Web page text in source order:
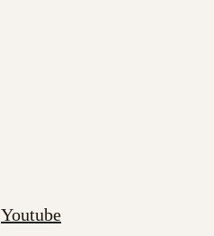
Youtube